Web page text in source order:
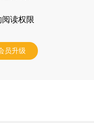
阅读权限
员升级